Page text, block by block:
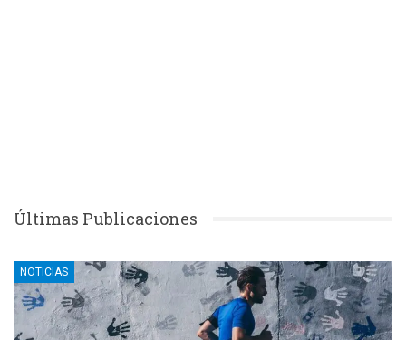
Últimas Publicaciones
NOTICIAS